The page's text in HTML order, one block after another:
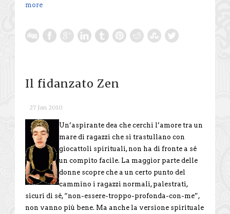
more
Il fidanzato Zen
27 Jan 2010
Un’aspirante dea che cerchi l’amore tra un
mare di ragazzi che si trastullano con
giocattoli spirituali, non ha di fronte a sé
un compito facile. La maggior parte delle
donne scopre che a un certo punto del
cammino i ragazzi normali, palestrati,
sicuri di sé, “non-essere-troppo-profonda-con-me”,
non vanno più bene. Ma anche la versione spirituale